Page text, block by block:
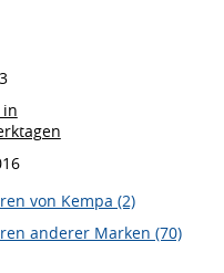
in
von Kempa (2)
anderer Marken (70)